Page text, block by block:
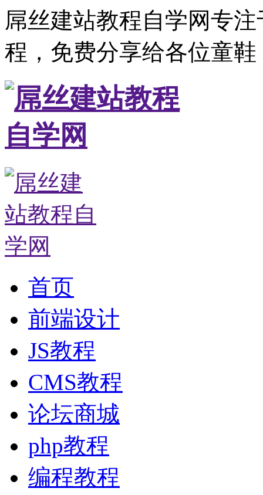
屌丝建站教程自学网专
程，免费分享给各位童
首页
前端设计
JS教程
CMS教程
论坛商城
php教程
编程教程